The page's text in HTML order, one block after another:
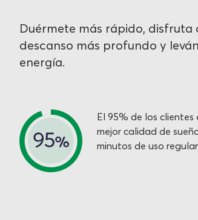
Duérmete más rápido, disfruta
descanso más profundo y
energía.
El 95% de los
mejor calidad de
minutos de uso